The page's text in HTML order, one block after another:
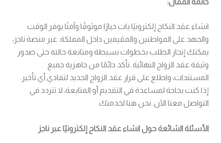
خاتمة المقال:
انشاء عقد النكاح إلكترونيًا بات خيارًا موثوقًا وآمنًا يوفر الوقت
والجهد على المواطنين والمقيمين داخل المملكة. عبر منصة ناجز،
يمكنك إنجاز الطلب بخطوات بسيطة ومتابعة حالته حتى صدور
وثيقة عقد الزواج النهائية. تأكد دائمًا من جاهزية جميع
المستندات، واطلع على قرار عقد الزواج الجديد لتفادي أي تأخير.
إذا كنت بحاجة لمساعدة في التقديم أو المتابعة، لا تتردد في
التواصل معنا الآن. نحن هنا لخدمتك.
الأسئلة الشائعة حول انشاء عقد النكاح إلكترونيًا عبر ناجز